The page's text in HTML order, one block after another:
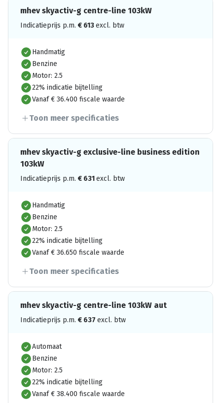
mhev skyactiv-g centre-line 103kW
Indicatieprijs p.m. € 613excl. btw
Handmatig
Benzine
Motor: 2.5
22% indicatie bijtelling
Vanaf € 36.400 fiscale waarde
Toon meer specificaties
mhev skyactiv-g exclusive-line business edition
103kW
Indicatieprijs p.m. € 631excl. btw
Handmatig
Benzine
Motor: 2.5
22% indicatie bijtelling
Vanaf € 36.650 fiscale waarde
Toon meer specificaties
mhev skyactiv-g centre-line 103kW aut
Indicatieprijs p.m. € 637 excl. btw
Automaat
Benzine
Motor: 2.5
22% indicatie bijtelling
Vanaf € 38.400 fiscale waarde